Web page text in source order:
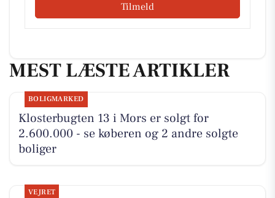
Tilmeld
MEST LÆSTE ARTIKLER
BOLIGMARKED
Klosterbugten 13 i Mors er solgt for
2.600.000 - se køberen og 2 andre solgte
boliger
VEJRET